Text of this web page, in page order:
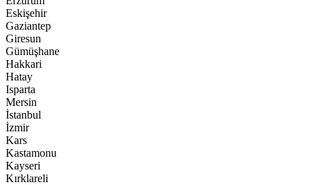
Eskişehir
Gaziantep
Giresun
Gümüşhane
Hakkari
Hatay
Isparta
Mersin
İstanbul
İzmir
Kars
Kastamonu
Kayseri
Kırklareli